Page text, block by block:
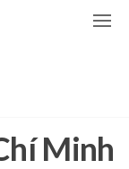
Minh